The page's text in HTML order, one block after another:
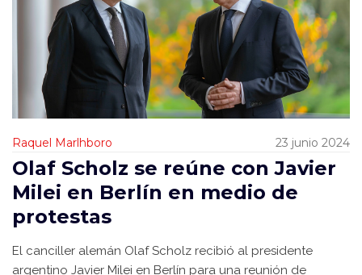
Raquel Marlhboro 23 junio 2024
Olaf Scholz se reúne con Javier
Milei en Berlín en medio de
protestas
El canciller alemán Olaf Scholz recibió al presidente
argentino Javier Milei en Berlín para una reunión de